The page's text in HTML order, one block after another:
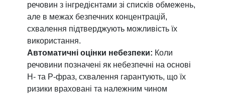
речовин з інгредієнтами зі списків обмежень,
але в межах безпечних концентрацій,
схвалення підтверджують можливість їх
використання.
Автоматичні оцінки небезпеки: Коли
речовини позначені як небезпечні на основі
H- та P-фраз, схвалення гарантують, що їх
ризики враховані та належним чином